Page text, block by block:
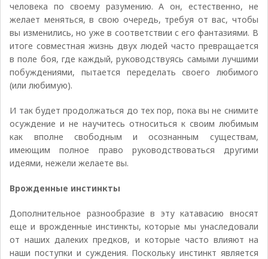
человека по своему разумению. А он, естественно, не
желает меняться, в свою очередь, требуя от вас, чтобы
вы изменились, но уже в соответствии с его фантазиями. В
итоге совместная жизнь двух людей часто превращается
в поле боя, где каждый, руководствуясь самыми лучшими
побуждениями, пытается переделать своего любимого
(или любимую).
И так будет продолжаться до тех пор, пока вы не снимите
осуждение и не научитесь относиться к своим любимым
как вполне свободным и осознанным существам,
имеющим полное право руководствоваться другими
идеями, нежели желаете вы.
Bрожденные инстинкты
Дополнительное разнообразие в эту катавасию вносят
еще и врожденные инстинкты, которые мы унаследовали
от наших далеких предков, и которые часто влияют на
наши поступки и суждения. Поскольку инстинкт является